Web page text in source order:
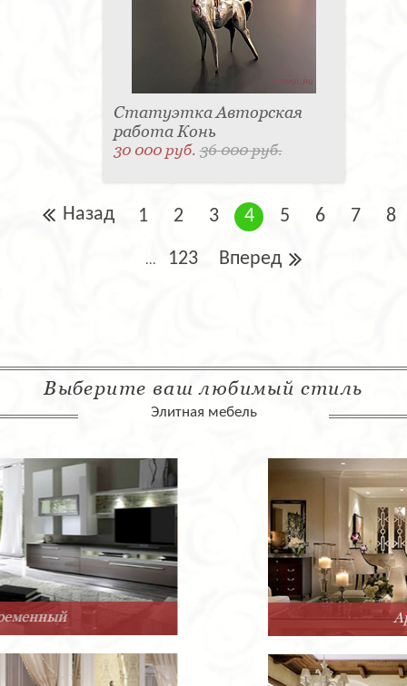
Статуэтка Авторская
работа Конь
30 000 руб.36 000 руб.
Назад 1 2 3 4 5 6 7 8
... 123 Вперед
Выберите ваш любимый стиль
Элитная мебель